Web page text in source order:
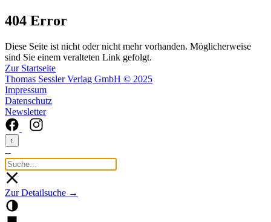
404 Error
Diese Seite ist nicht oder nicht mehr vorhanden. Möglicherweise
sind Sie einem veralteten Link gefolgt.
Zur Startseite
Thomas Sessler Verlag GmbH © 2025
Impressum
Datenschutz
Newsletter
↑
--
Zur Detailsuche →